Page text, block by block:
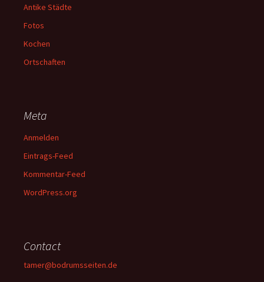
Antike Städte
Fotos
Kochen
Ortschaften
Meta
Anmelden
Eintrags-Feed
Kommentar-Feed
WordPress.org
Contact
tamer@bodrumsseiten.de